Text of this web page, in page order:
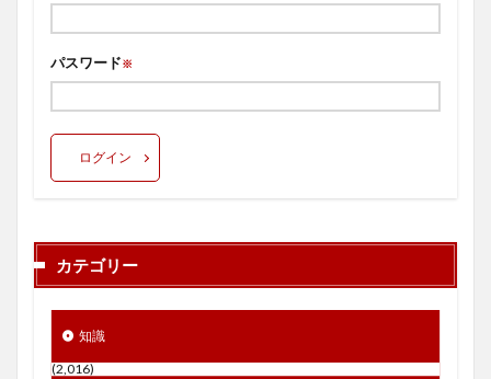
パスワード※
ログイン
カテゴリー
知識
(2,016)